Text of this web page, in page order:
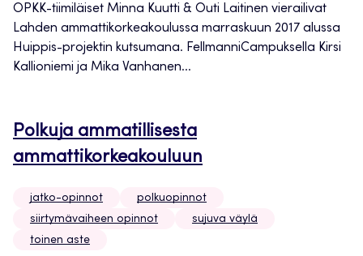
OPKK-tiimiläiset Minna Kuutti & Outi Laitinen vierailivat
Lahden ammattikorkeakoulussa marraskuun 2017 alussa
Huippis-projektin kutsumana. FellmanniCampuksella Kirsi
Kallioniemi ja Mika Vanhanen...
Polkuja ammatillisesta
ammattikorkeakouluun
jatko-opinnot
polkuopinnot
siirtymävaiheen opinnot
sujuva väylä
toinen aste